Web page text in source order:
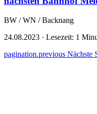
BW / WN / Backnang
24.08.2023 · Lesezeit: 1
pagination.previous Nächste